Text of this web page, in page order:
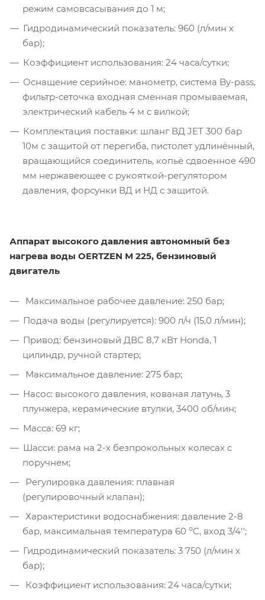
режим самовсасывания до 1 м;
Гидродинамический показатель: 960 (л/мин х
бар);
Коэффициент использования: 24 часа/сутки;
Оснащение серийное: манометр, система By-pass,
фильтр-сеточка входная сменная промываемая,
электрический кабель 4 м с вилкой;
Комплектация поставки: шланг ВД JET 300 бар
10м с защитой от перегиба, пистолет удлинённый,
вращающийся соединитель, копьё сдвоенное 490
мм нержавеющее с рукояткой-регулятором
давления, форсунки ВД и НД с защитой.
Аппарат высокого давления автономный без
нагрева воды OERTZEN М 225, бензиновый
двигатель
Максимальное рабочее давление: 250 бар;
Подача воды (регулируется): 900 л/ч (15,0 л/мин);
Привод: бензиновый ДВС 8,7 кВт Honda, 1
цилиндр, ручной стартер;
Максимальное давление: 275 бар;
Насос: высокого давления, кованая латунь, 3
плунжера, керамические втулки, 3400 об/мин;
Масса: 69 кг;
Шасси: рама на 2-х безпрокольных колесах с
поручнем;
Регулировка давления: плавная
(регулировочный клапан);
Характеристики водоснабжения: давление 2-8
бар, максимальная температура 60 oС, вход 3/4'';
Гидродинамический показатель: 3 750 (л/мин х
бар);
Коэффициент использования: 24 часа/сутки;